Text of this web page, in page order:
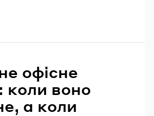
офісне
коли воно
а коли